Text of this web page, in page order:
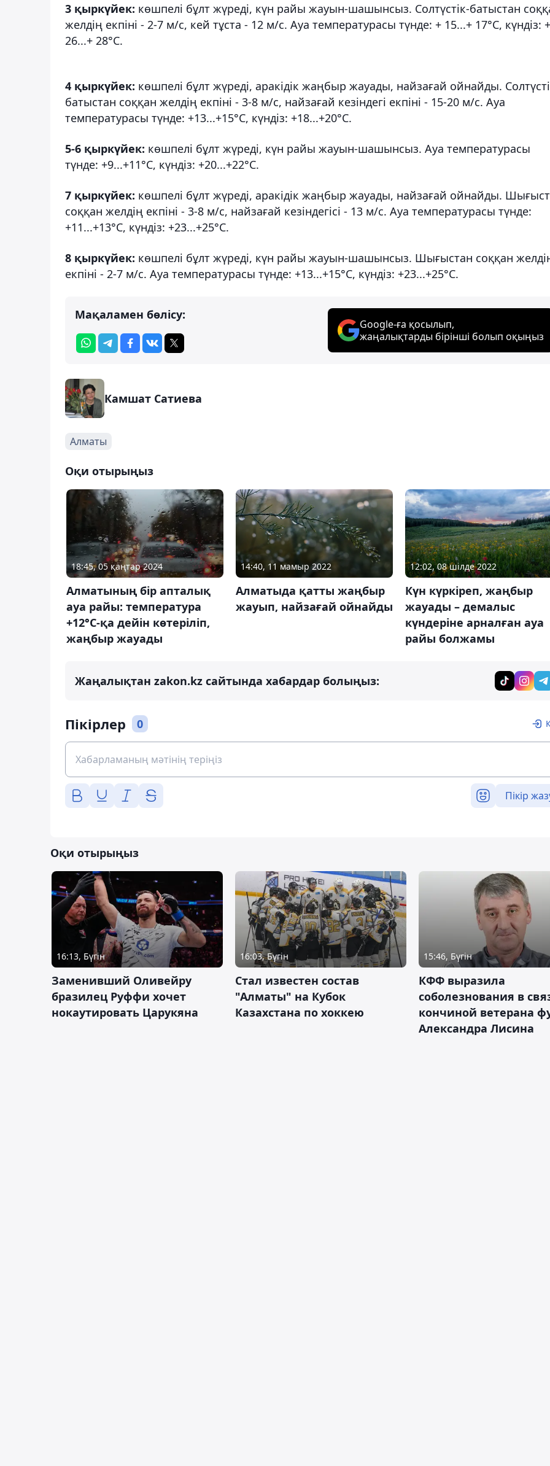
3 қыркүйек: көшпелі бұлт жүреді, күн райы жауын-шашынсыз. Солтүстік-батыстан
желдің екпіні - 2-7 м/с, кей тұста - 12 м/с. Ауа температурасы түнде: + 15...+ 17°С, күндіз: +
26...+ 28°С.
4 қыркүйек: көшпелі бұлт жүреді, аракідік жаңбыр жауады, найзағай ойнайды.
батыстан соққан желдің екпіні - 3-8 м/с, найзағай кезіндегі екпіні - 15-20 м/с. Ауа
температурасы түнде: +13...+15°С, күндіз: +18...+20°С.
5-6 қыркүйек: көшпелі бұлт жүреді, күн райы жауын-шашынсыз. Ауа температурасы
түнде: +9...+11°С, күндіз: +20...+22°С.
7 қыркүйек: көшпелі бұлт жүреді, аракідік жаңбыр жауады, найзағай ойнайды.
соққан желдің екпіні - 3-8 м/с, найзағай кезіндегісі - 13 м/с. Ауа температурасы түнде:
+11...+13°С, күндіз: +23...+25°С.
8 қыркүйек: көшпелі бұлт жүреді, күн райы жауын-шашынсыз. Шығыстан соққан
екпіні - 2-7 м/с. Ауа температурасы түнде: +13...+15°С, күндіз: +23...+25°С.
Мақаламен бөлісу:
Google-ға қосылып,
жаңалықтарды бірінші болып оқыңыз
Камшат Сатиева
Алматы
Оқи отырыңыз
18:45, 05 қаңтар 2024
Алматының бір апталық
ауа райы: температура
+12°С-қа дейін көтеріліп,
жаңбыр жауады
14:40, 11 мамыр 2022
Алматыда қатты жаңбыр
жауып, найзағай ойнайды
12:02, 08 шілде 2022
Күн күркіреп, жаңбыр
жауады – демалыс
күндеріне арналған ауа
райы болжамы
Жаңалықтан zakon.kz сайтында хабардар болыңыз:
Пікірлер 0
Пікір
Оқи отырыңыз
16:13, Бүгін
Заменивший Оливейру
бразилец Руффи хочет
нокаутировать Царукяна
16:03, Бүгін
Стал известен состав
"Алматы" на Кубок
Казахстана по хоккею
15:46, Бүгін
КФФ выразила
соболезнования в
кончиной ветерана
Александра Лисина